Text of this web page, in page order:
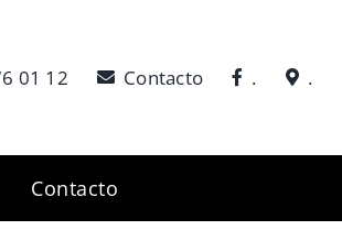
01 12 Contacto . .
Contacto